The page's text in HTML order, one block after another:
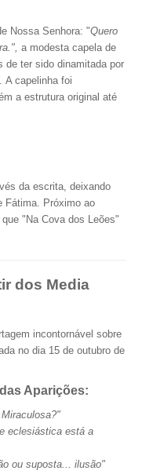
Nossa Senhora: "Quero
a modesta capela de
de ter sido dinamitada por
A capelinha foi
a estrutura original até
da escrita, deixando
Fátima. Próximo ao
"Na Cova dos Leões"
dos Media
incontornável sobre
no dia 15 de outubro de
Aparições:
eclesiástica está a
ou suposta... ilusão"